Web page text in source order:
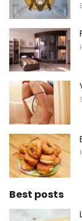
Best posts